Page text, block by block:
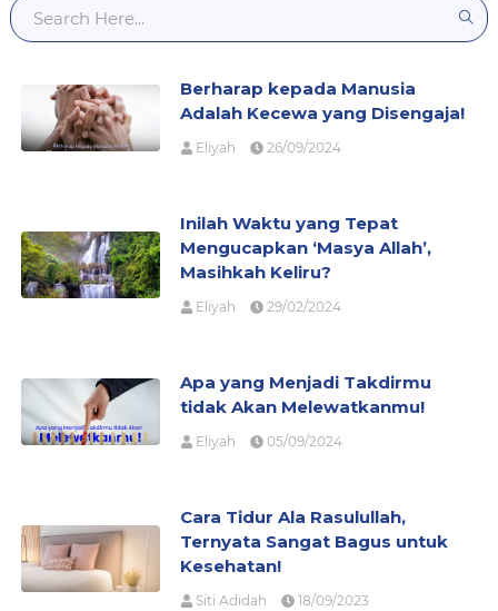
Berharap kepada Manusia
Adalah Kecewa yang Disengaja!
Eliyah 26/09/2024
Inilah Waktu yang Tepat
Mengucapkan ‘Masya Allah’,
Masihkah Keliru?
Eliyah 29/02/2024
Apa yang Menjadi Takdirmu
tidak Akan Melewatkanmu!
Eliyah 05/09/2024
Cara Tidur Ala Rasulullah,
Ternyata Sangat Bagus untuk
Kesehatan!
Siti Adidah 18/09/2023